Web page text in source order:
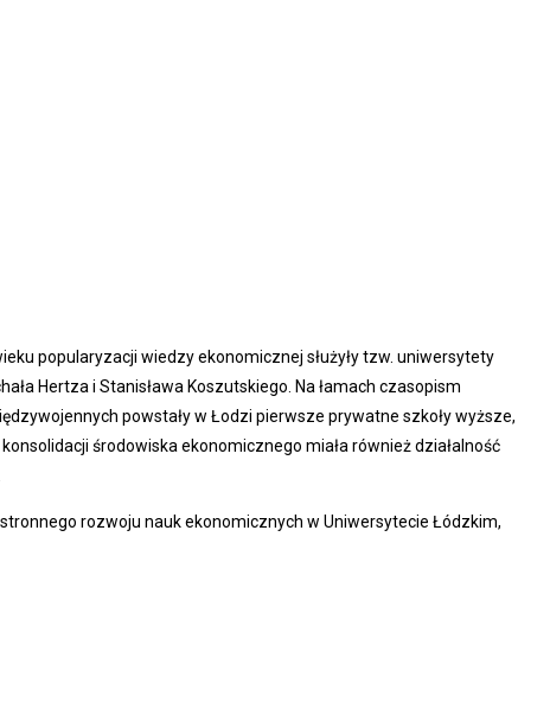
popularyzacji wiedzy ekonomicznej służyły tzw. uniwersytety
Hertza i Stanisława Koszutskiego. Na łamach czasopism
powstały w Łodzi pierwsze prywatne szkoły wyższe,
środowiska ekonomicznego miała również działalność
rozwoju nauk ekonomicznych w Uniwersytecie Łódzkim,